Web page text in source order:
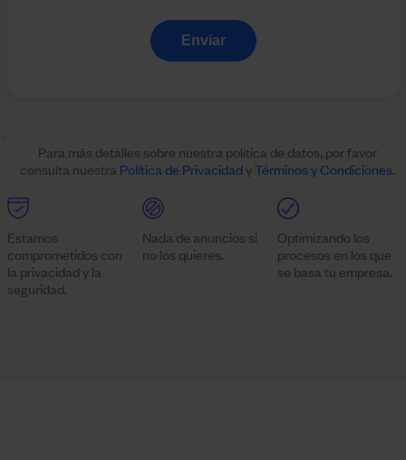
Enviar
Para más detalles sobre nuestra política de datos, por favor
consulta nuestra Política de PrivacidadyTérminos y Condiciones.
Estamos
comprometidos con
la privacidad y la
seguridad.
Nada de anuncios si
no los quieres.
Optimizando los
procesos en los que
se basa tu empresa.